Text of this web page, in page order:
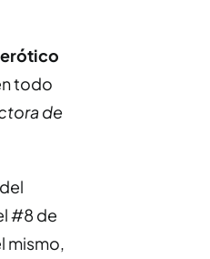
todo
de
#8 de
mismo,